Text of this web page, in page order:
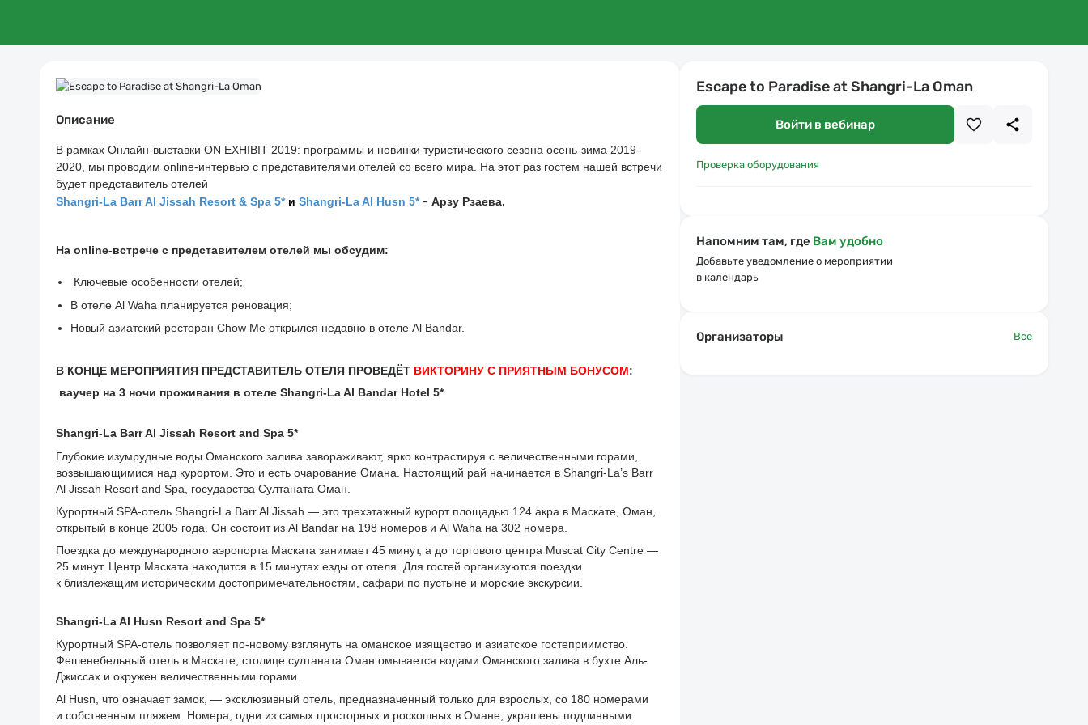
Описание
В рамках Онлайн-выставки ON EXHIBIT 2019: программы и новинки туристического сезона осень-зима 2019-
2020, мы проводим online-интервью с представителями отелей со всего мира. На этот раз гостем нашей встречи
будет представитель отелей
Shangri-La Barr Al Jissah Resort & Spa 5* и Shangri-La Al Husn 5* - Арзу Рзаева.
На online-встрече с представителем отелей мы обсудим:
Ключевые особенности отелей;
В отеле Al Waha планируется реновация;
Новый азиатский ресторан Chow Me открылся недавно в отеле Al Bandar.
В КОНЦЕ МЕРОПРИЯТИЯ ПРЕДСТАВИТЕЛЬ ОТЕЛЯ ПРОВЕДЁТ ВИКТОРИНУ С ПРИЯТНЫМ БОНУСОМ:
ваучер на 3 ночи проживания в отеле Shangri-La Al Bandar Hotel 5*
Shangri-La Barr Al Jissah Resort and Spa 5*
Глубокие изумрудные воды Оманского залива завораживают, ярко контрастируя с величественными горами,
возвышающимися над курортом. Это и есть очарование Омана. Настоящий рай начинается в Shangri-La’s Barr
Al Jissah Resort and Spa, государства Султаната Оман.
Курортный SPA-отель Shangri-La Barr Al Jissah — это трехэтажный курорт площадью 124 акра в Маскате, Оман,
открытый в конце 2005 года. Он состоит из Al Bandar на 198 номеров и Al Waha на 302 номера.
Поездка до международного аэропорта Маската занимает 45 минут, а до торгового центра Muscat City Centre —
25 минут. Центр Маската находится в 15 минутах езды от отеля. Для гостей организуются поездки
к близлежащим историческим достопримечательностям, сафари по пустыне и морские экскурсии.
Shangri-La Al Husn Resort and Spa 5*
Курортный SPA-отель позволяет по-новому взглянуть на оманское изящество и азиатское гостеприимство.
Фешенебельный отель в Маскате, столице султаната Оман омывается водами Оманского залива в бухте Аль-
Джиссах и окружен величественными горами.
Al Husn, что означает замок, — эксклюзивный отель, предназначенный только для взрослых, со 180 номерами
и собственным пляжем. Номера, одни из самых просторных и роскошных в Омане, украшены подлинными
Escape to Paradise at Shangri-La Oman
Войти в вебинар
Проверка оборудования
Напомним там, где Вам удобно
Добавьте уведомление о мероприятии
в календарь
Организаторы Все